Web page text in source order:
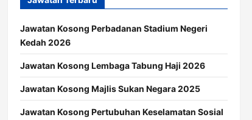
Jawatan Kosong Perbadanan Stadium Negeri
Kedah 2026
Jawatan Kosong Lembaga Tabung Haji 2026
Jawatan Kosong Majlis Sukan Negara 2025
Jawatan Kosong Pertubuhan Keselamatan Sosial